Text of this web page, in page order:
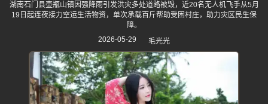
湖南石门县壶瓶山镇因强降雨引发洪灾多处道路被毁，近20名无人机飞手从5月
19日起连夜接力空运生活物资，单次承载百斤帮助受困村庄，助力灾区民生保
障。
2026-05-29
毛光光